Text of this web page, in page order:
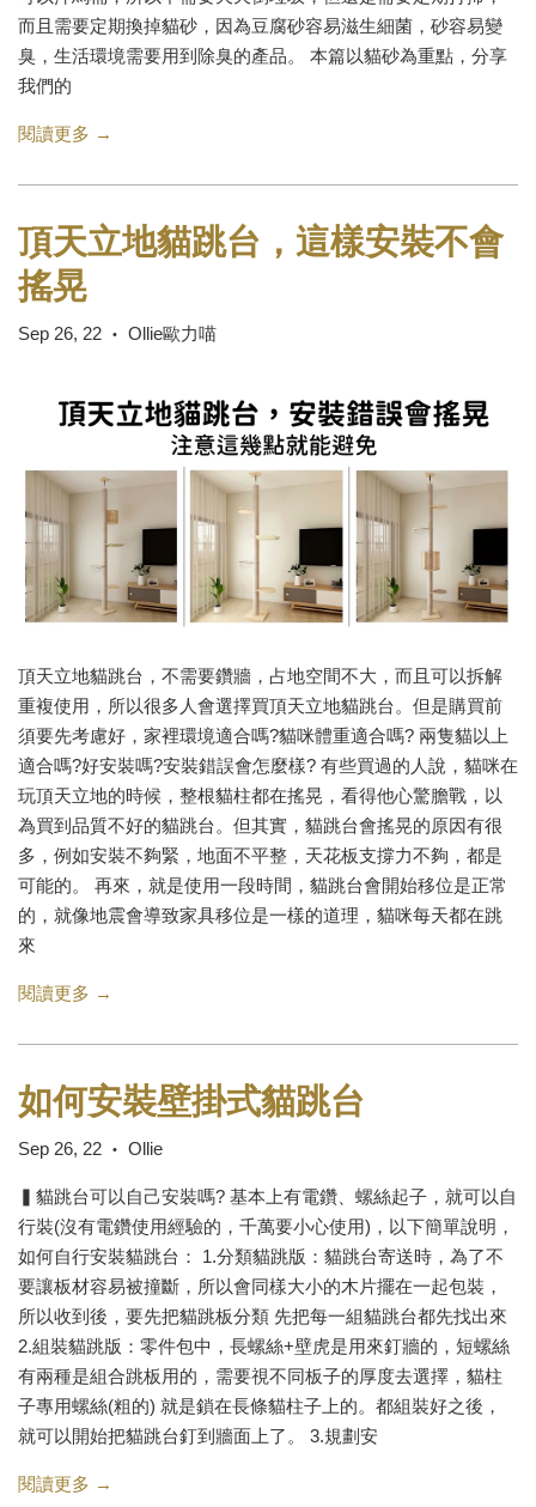
而且需要定期換掉貓砂，因為豆腐砂容易滋生細菌，砂容易變
臭，生活環境需要用到除臭的產品。 本篇以貓砂為重點，分享
我們的
閱讀更多 →
頂天立地貓跳台，這樣安裝不會
搖晃
Sep 26, 22 • Ollie歐力喵
頂天立地貓跳台，不需要鑽牆，占地空間不大，而且可以拆解
重複使用，所以很多人會選擇買頂天立地貓跳台。但是購買前
須要先考慮好，家裡環境適合嗎?貓咪體重適合嗎? 兩隻貓以上
適合嗎?好安裝嗎?安裝錯誤會怎麼樣? 有些買過的人說，貓咪在
玩頂天立地的時候，整根貓柱都在搖晃，看得他心驚膽戰，以
為買到品質不好的貓跳台。但其實，貓跳台會搖晃的原因有很
多，例如安裝不夠緊，地面不平整，天花板支撐力不夠，都是
可能的。 再來，就是使用一段時間，貓跳台會開始移位是正常
的，就像地震會導致家具移位是一樣的道理，貓咪每天都在跳
來
閱讀更多 →
如何安裝壁掛式貓跳台
Sep 26, 22 • Ollie
▍貓跳台可以自己安裝嗎? 基本上有電鑽、螺絲起子，就可以自
行裝(沒有電鑽使用經驗的，千萬要小心使用)，以下簡單說明，
如何自行安裝貓跳台： 1.分類貓跳版：貓跳台寄送時，為了不
要讓板材容易被撞斷，所以會同樣大小的木片擺在一起包裝，
所以收到後，要先把貓跳板分類 先把每一組貓跳台都先找出來
2.組裝貓跳版：零件包中，長螺絲+壁虎是用來釘牆的，短螺絲
有兩種是組合跳板用的，需要視不同板子的厚度去選擇，貓柱
子專用螺絲(粗的) 就是鎖在長條貓柱子上的。都組裝好之後，
就可以開始把貓跳台釘到牆面上了。 3.規劃安
閱讀更多 →